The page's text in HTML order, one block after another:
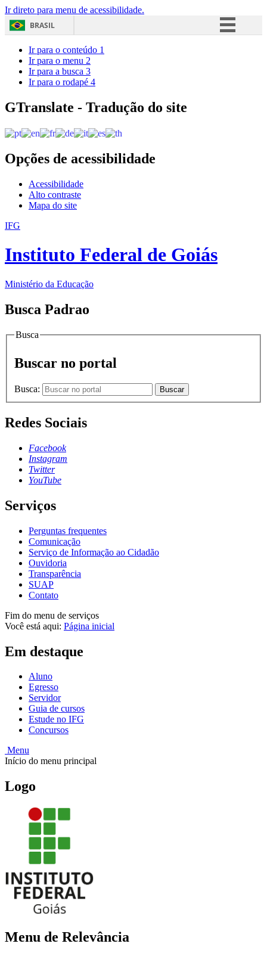
Ir direto para menu de acessibilidade.
BRASIL
Acesso à informação
Ir para o conteúdo 1
Ir para o menu 2
Ir para a busca 3
Ir para o rodapé 4
GTranslate - Tradução do site
Opções de acessibilidade
Acessibilidade
Alto contraste
Mapa do site
IFG
Instituto Federal de Goiás
Ministério da Educação
Busca Padrao
Busca
Buscar no portal
Busca: Buscar
Redes Sociais
Facebook
Instagram
Twitter
YouTube
Serviços
Perguntas frequentes
Comunicação
Serviço de Informação ao Cidadão
Ouvidoria
Transparência
SUAP
Contato
Fim do menu de serviços
Você está aqui: Página inicial
Em destaque
Aluno
Egresso
Servidor
Guia de cursos
Estude no IFG
Concursos
Menu
Início do menu principal
Logo
Menu de Relevância